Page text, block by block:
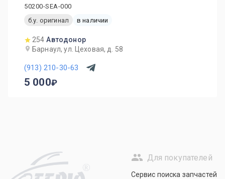
50200-SEA-000
б.у. оригинал
в наличии
254 Автодонор
Барнаул, ул. Цеховая, д. 58
(913) 210-30-63
5 000
R
Для покупателей
Сервис поиска запчастей